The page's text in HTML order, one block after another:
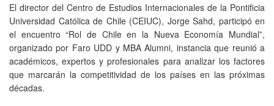
El director del Centro de Estudios Internacionales de la Pontificia
Universidad Católica de Chile (CEIUC), Jorge Sahd, participó en
el encuentro “Rol de Chile en la Nueva Economía Mundial”,
organizado por Faro UDD y MBA Alumni, instancia que reunió a
académicos, expertos y profesionales para analizar los factores
que marcarán la competitividad de los países en las próximas
décadas.